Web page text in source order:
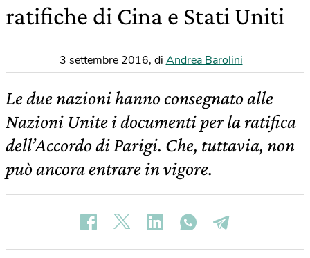
ratifiche di Cina e Stati Uniti
3 settembre 2016, di Andrea Barolini
Le due nazioni hanno consegnato alle
Nazioni Unite i documenti per la ratifica
dell’Accordo di Parigi. Che, tuttavia, non
può ancora entrare in vigore.